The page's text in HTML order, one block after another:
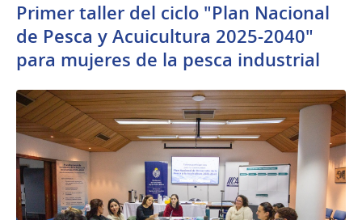
Primer taller del ciclo "Plan Nacional
de Pesca y Acuicultura 2025-2040"
para mujeres de la pesca industrial